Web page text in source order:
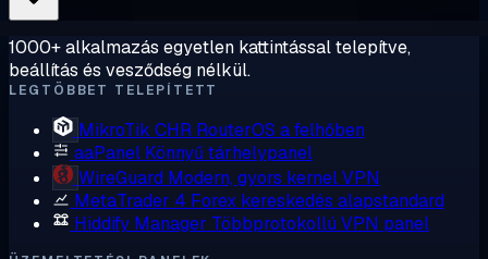
1000+ alkalmazás egyetlen kattintással telepítve,
beállítás és vesződség nélkül.
LEGTÖBBET TELEPÍTETT
MikroTik CHR RouterOS a felhőben
aaPanel Könnyű tárhelypanel
WireGuard Modern, gyors kernel VPN
MetaTrader 4 Forex kereskedés alapstandard
Hiddify Manager Többprotokollú VPN panel